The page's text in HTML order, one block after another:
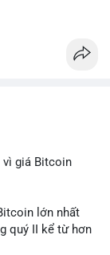
vì giá Bitcoin
lớn nhất
quý II kể từ hơn